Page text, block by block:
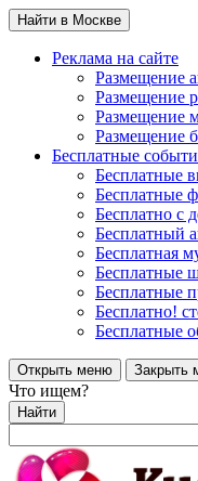
Найти в Москве
Реклама на сайте
Размещение
Размещение
Размещение
Размещение
Бесплатные
Бесплатные
Бесплатные
Бесплатно с
Бесплатный
Бесплатная
Бесплатные
Бесплатные
Бесплатно!
Бесплатные
Открыть меню Закрыть
Что ищем?
Найти